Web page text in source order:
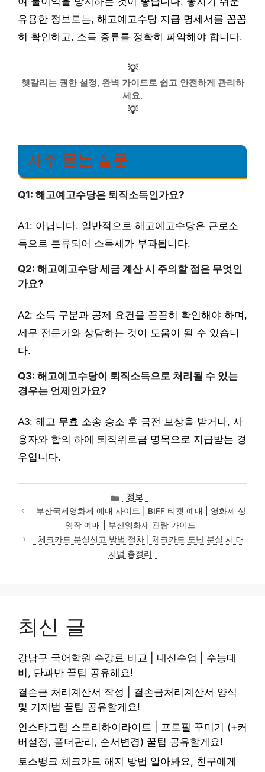
유용한 정보로는, 해고예고수당 지급 명세서를 꼼꼼
히 확인하고, 소득 종류를 정확히 파악해야 합니다.
💡
헷갈리는 권한 설정, 완벽 가이드로 쉽고 안전하게 관리하
세요.
💡
자주 묻는 질문
Q1: 해고예고수당은 퇴직소득인가요?
A1: 아닙니다. 일반적으로 해고예고수당은 근로소
득으로 분류되어 소득세가 부과됩니다.
Q2: 해고예고수당 세금 계산 시 주의할 점은 무엇인
가요?
A2: 소득 구분과 공제 요건을 꼼꼼히 확인해야 하며,
세무 전문가와 상담하는 것이 도움이 될 수 있습니
다.
Q3: 해고예고수당이 퇴직소득으로 처리될 수 있는
경우는 언제인가요?
A3: 해고 무효 소송 승소 후 금전 보상을 받거나, 사
용자와 합의 하에 퇴직위로금 명목으로 지급받는 경
우입니다.
카
테
고
리
정보
부산국제영화제 예매 사이트 | BIFF 티켓 예매 | 영화제 상
영작 예매 | 부산영화제 관람 가이드
체크카드 분실신고 방법 절차 | 체크카드 도난 분실 시 대
처법 총정리
최신 글
강남구 국어학원 수강료 비교 | 내신수업 | 수능대
비, 단과반 꿀팁 공유해요!
결손금 처리계산서 작성 | 결손금처리계산서 양식
및 기재법 꿀팁 공유할게요!
인스타그램 스토리하이라이트 | 프로필 꾸미기 (+커
버설정, 폴더관리, 순서변경) 꿀팁 공유할게요!
토스뱅크 체크카드 해지 방법 알아봐요, 친구에게